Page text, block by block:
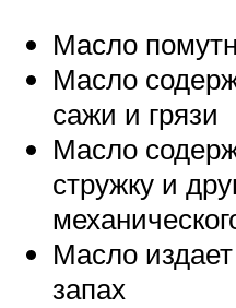
Масло
Масло
сажи и грязи
Масло
стружку и
Масло
запах